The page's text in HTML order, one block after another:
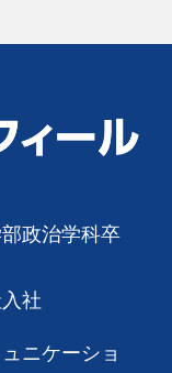
政治学科卒
社
ニケーショ